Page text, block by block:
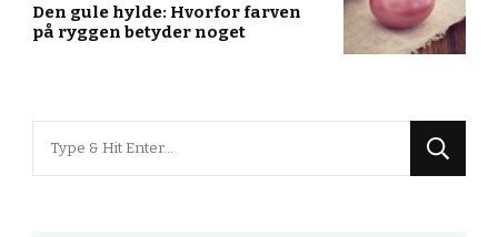
Den gule hylde: Hvorfor farven
på ryggen betyder noget